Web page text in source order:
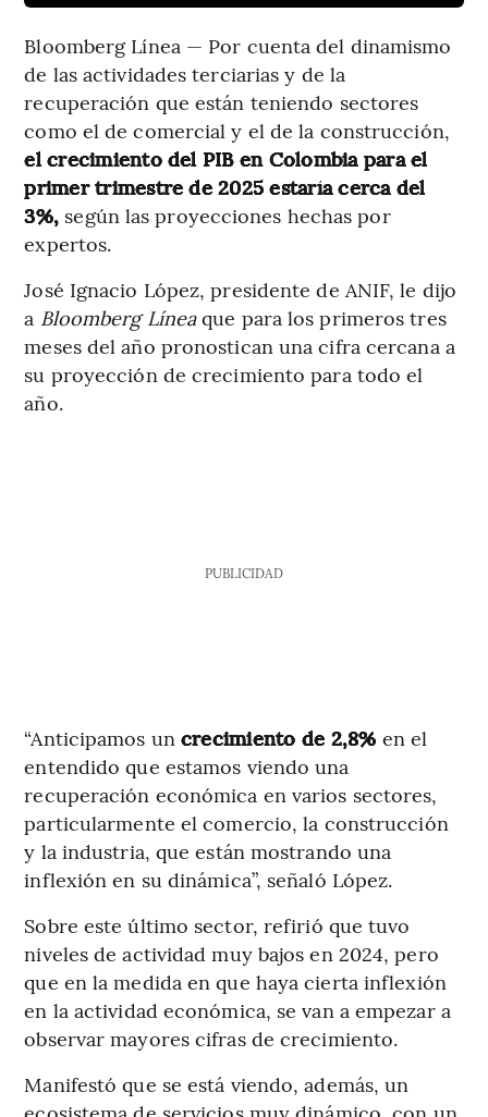
Bloomberg Línea — Por cuenta del dinamismo
de las actividades terciarias y de la
recuperación que están teniendo sectores
como el de comercial y el de la construcción,
el crecimiento del PIB en Colombia para el
primer trimestre de 2025 estaría cerca del
3%, según las proyecciones hechas por
expertos.
José Ignacio López, presidente de ANIF, le dijo
a Bloomberg Líneaque para los primeros tres
meses del año pronostican una cifra cercana a
su proyección de crecimiento para todo el
año.
PUBLICIDAD
“Anticipamos un crecimiento de 2,8% en el
entendido que estamos viendo una
recuperación económica en varios sectores,
particularmente el comercio, la construcción
y la industria, que están mostrando una
inflexión en su dinámica”, señaló López.
Sobre este último sector, refirió que tuvo
niveles de actividad muy bajos en 2024, pero
que en la medida en que haya cierta inflexión
en la actividad económica, se van a empezar a
observar mayores cifras de crecimiento.
Manifestó que se está viendo, además, un